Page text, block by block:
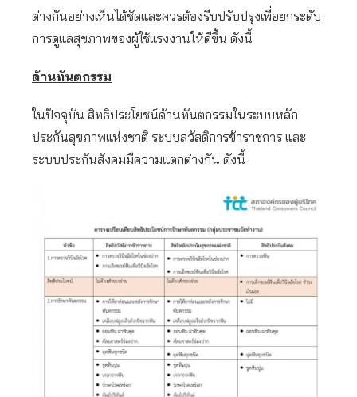
ต่างกันอย่างเห็นได้ชัดและควรต้องรีบปรับปรุงเพื่อยกระดับ
การดูแลสุขภาพของผู้ใช้แรงงานให้ดีขึ้น ดังนี้
ด้านทันตกรรม
ในปัจจุบัน สิทธิประโยชน์ด้านทันตกรรมในระบบหลัก
ประกันสุขภาพแห่งชาติ ระบบสวัสดิการข้าราชการ และ
ระบบประกันสังคมมีความแตกต่างกัน ดังนี้